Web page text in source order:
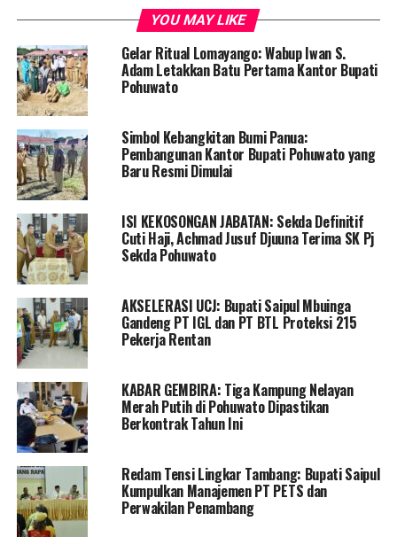
organisasi petani, dan pihak terkait lainnya menjadi
kunci untuk menyelesaikan masalah ini secara efisien,”
ungkapnya.
Bupati Saipul juga menekankan betapa pentingnya
saluran irigasi yang bersih dan lancar bagi pertanian di
wilayah tersebut. Pertemuan ini menjadi awal langkah
bagi pencarian solusi guna memastikan petani dapat
bekerja optimal dan hasil panen meningkat.
Ketua Induk P3A Irigasi Taluduyunu, Umar Etango,
menegaskan bahwa meskipun rapat hambur telah
berjalan, masih ada sekat-sekat saluran yang terhambat
oleh sedimen. Namun, Bupati akan segera menurunkan
tiga alat untuk membersihkan sedimen tersebut di tiga
titik yang menjadi keluhan petani.
Umar juga menjelaskan bahwa penanaman akan dimulai
mulai tanggal 10 Januari hingga 8 Februari, setelah
tujuh bulan petani tidak dapat menanam karena adanya
perbaikan irigasi. Hal ini direspon positif oleh petani,
dan Camat Duhiadaa, Ali Mbuinga, menyatakan bahwa
petani bersama 12 P3A sangat mengapresiasi respons
cepat dari bupati dalam menangani musim tanam, yang
telah lama dinanti oleh petani setelah tujuh bulan tidak
dapat melakukan penanaman.
YOU MAY LIKE
Gelar Ritual Lomayango: Wabup Iwan S.
Adam Letakkan Batu Pertama Kantor Bupati
Pohuwato
Simbol Kebangkitan Bumi Panua:
Pembangunan Kantor Bupati Pohuwato yang
Baru Resmi Dimulai
ISI KEKOSONGAN JABATAN: Sekda Definitif
Cuti Haji, Achmad Jusuf Djuuna Terima SK Pj
Sekda Pohuwato
AKSELERASI UCJ: Bupati Saipul Mbuinga
Gandeng PT IGL dan PT BTL Proteksi 215
Pekerja Rentan
KABAR GEMBIRA: Tiga Kampung Nelayan
Merah Putih di Pohuwato Dipastikan
Berkontrak Tahun Ini
Redam Tensi Lingkar Tambang: Bupati Saipul
Kumpulkan Manajemen PT PETS dan
Perwakilan Penambang